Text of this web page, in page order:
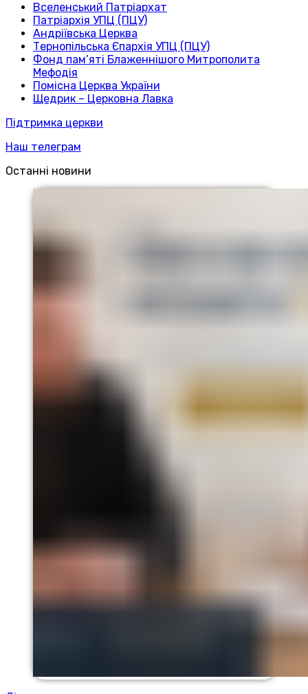
Вселенський Патріархат
Патріархія УПЦ (ПЦУ)
Андріївська Церква
Тернопільська Єпархія УПЦ (ПЦУ)
Фонд пам’яті Блаженнішого Митрополита
Мефодія
Помісна Церква України
Щедрик – Церковна Лавка
Підтримка церкви
Наш телеграм
Останні новини